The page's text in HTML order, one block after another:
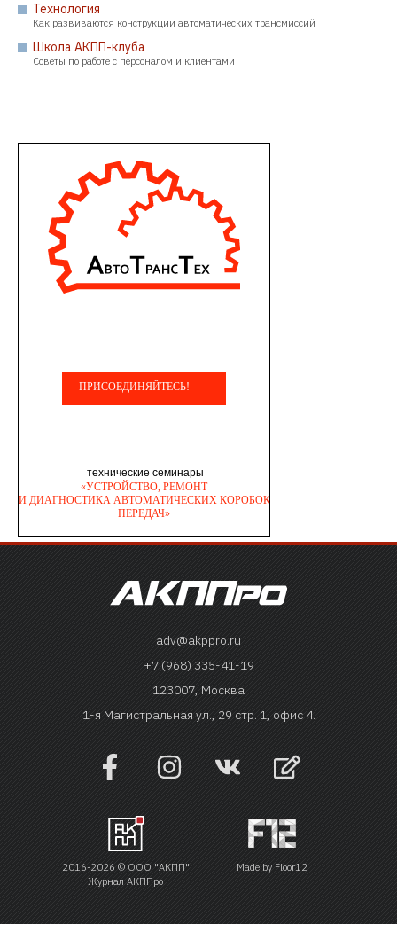
Технология
Как развиваются конструкции автоматических трансмиссий
Школа АКПП-клуба
Советы по работе с персоналом и клиентами
adv@akppro.ru
+7 (968) 335-41-19
123007, Москва
1-я Магистральная ул., 29 стр. 1, офис 4.
2016-2026 © ООО "АКПП"
Журнал АКППро
Made by Floor12